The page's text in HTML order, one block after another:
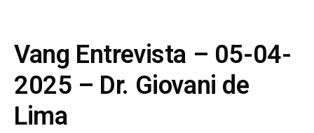
Vang Entrevista – 05-04-
2025 – Dr. Giovani de
Lima